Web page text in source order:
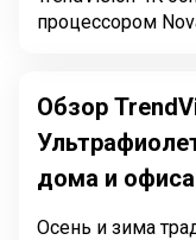
Обзор
дома и офиса
Осень и зима